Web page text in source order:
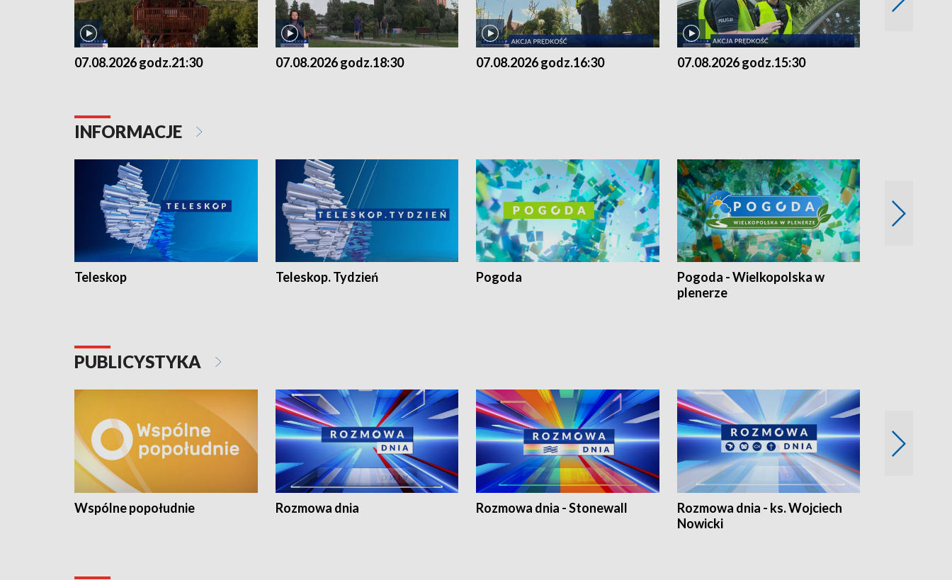
07.08.2026 godz.21:30 07.08.2026 godz.18:30 07.08.2026 godz.16:30 07.08.2026 godz.15:30
INFORMACJE
Teleskop Teleskop. Tydzień Pogoda
Pogoda - Wielkopolska w
plenerze
PUBLICYSTYKA
Wspólne popołudnie Rozmowa dnia Rozmowa dnia - Stonewall
Rozmowa dnia - ks. Wojciech
Nowicki